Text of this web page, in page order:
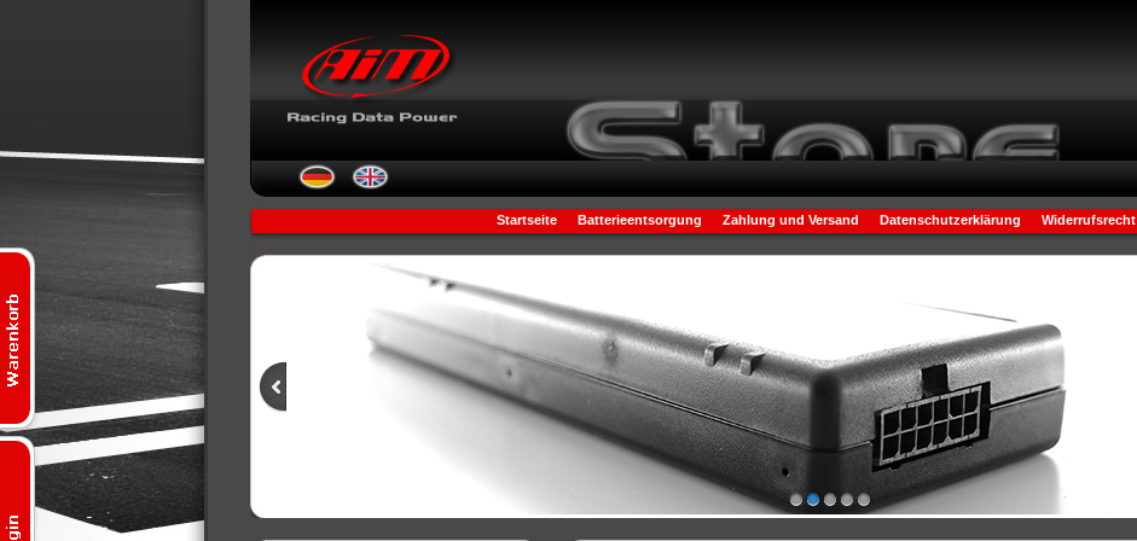
Startseite Batterieentsorgung Zahlung und Versand Datenschutzerklärung Widerrufsrecht
1 2 3 4 5